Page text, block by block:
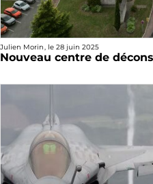
Julien Morin, le 28 juin 2025
Nouveau centre de